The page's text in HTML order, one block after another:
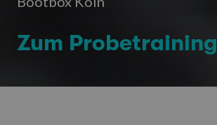
Zum Probetraining